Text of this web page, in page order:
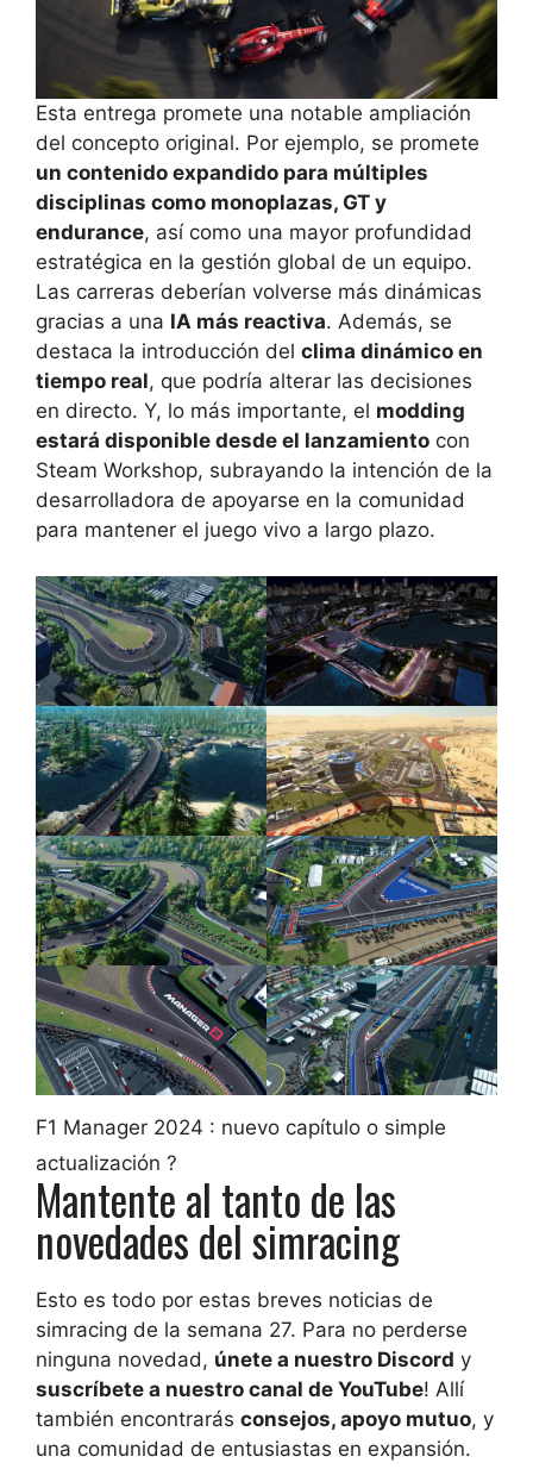
Esta entrega promete una notable ampliación
del concepto original. Por ejemplo, se promete
un contenido expandido para múltiples
disciplinas como monoplazas, GT y
endurance, así como una mayor profundidad
estratégica en la gestión global de un equipo.
Las carreras deberían volverse más dinámicas
gracias a una IA más reactiva. Además, se
destaca la introducción del clima dinámico en
tiempo real, que podría alterar las decisiones
en directo. Y, lo más importante, el modding
estará disponible desde el lanzamiento con
Steam Workshop, subrayando la intención de la
desarrolladora de apoyarse en la comunidad
para mantener el juego vivo a largo plazo.
F1 Manager 2024 : nuevo capítulo o simple
actualización ?
Mantente al tanto de las
novedades del simracing
Esto es todo por estas breves noticias de
simracing de la semana 27. Para no perderse
ninguna novedad, únete a nuestro Discord y
suscríbete a nuestro canal de YouTube! Allí
también encontrarás consejos, apoyo mutuo, y
una comunidad de entusiastas en expansión.